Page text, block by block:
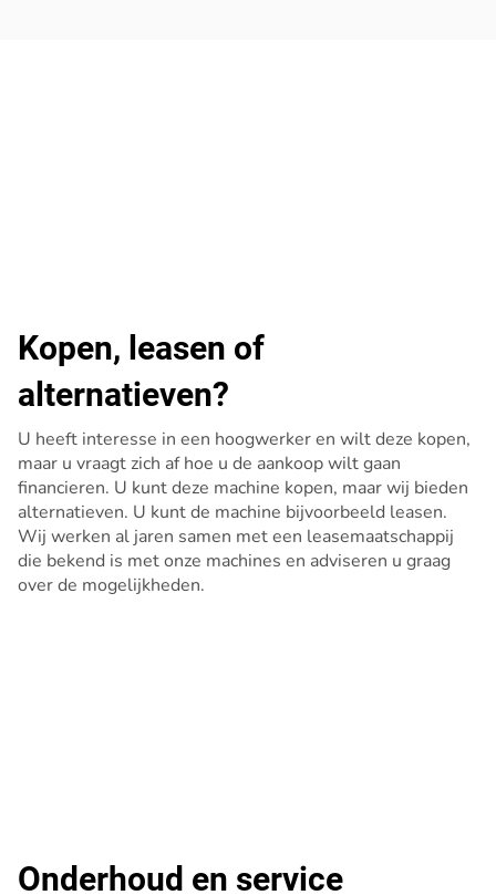
Onderhoud en service
Kopen, leasen of
alternatieven?
U heeft interesse in een hoogwerker en wilt deze kopen,
maar u vraagt zich af hoe u de aankoop wilt gaan
financieren. U kunt deze machine kopen, maar wij bieden
alternatieven. U kunt de machine bijvoorbeeld leasen.
Wij werken al jaren samen met een leasemaatschappij
die bekend is met onze machines en adviseren u graag
over de mogelijkheden.